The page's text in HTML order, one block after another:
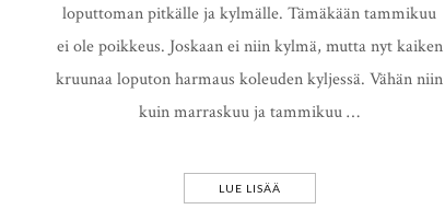
loputtoman pitkälle ja kylmälle. Tämäkään tammikuu
ei ole poikkeus. Joskaan ei niin kylmä, mutta nyt kaiken
kruunaa loputon harmaus koleuden kyljessä. Vähän niin
kuin marraskuu ja tammikuu …
LUE LISÄÄ